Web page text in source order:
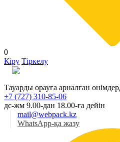
0
Кіру Тіркелу
Тауарды орауға арналған
+7 (727) 310-85-06
дс-жм 9.00-дан 18.00-ға дейін
mail@webpack.kz
WhatsApp-қа жазу